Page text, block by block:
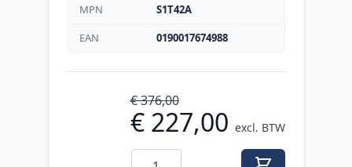
MPN
S1T42A
EAN
0190017674988
€ 376,00
€ 227,00 excl. BTW
Aantal